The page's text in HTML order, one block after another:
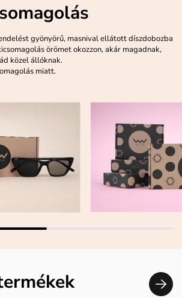
gyönyörű, masnival ellátott díszdobozba
örömet okozzon, akár magadnak,
közel állóknak.
miatt.